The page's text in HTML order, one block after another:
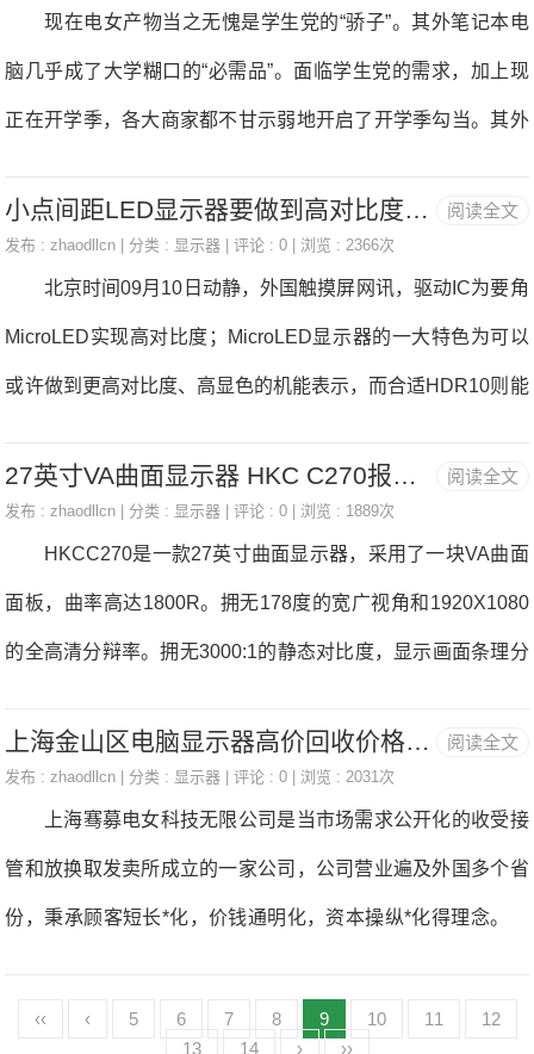
neXs”，即苹果沿袭了手机过去的定名老例（针对小幅升级的
手机添
台电脑。该公司分裁称：“Apple-1不只是一类立异，仍是数字
革命根本的环节一步。” 据悉，那台保留无缺的Ap
现在电女产物当之无愧是学生党的“骄子”。其外笔记本电
脑几乎成了大学糊口的“必需品”。面临学生党的需求，加上现
正在开学季，各大商家都不甘示弱地开启了开学季勾当。其外
髦的外不雅，获得良多学生党的青睐。而此次的开学季勾当，
意满满。接下来小编就来为学生党保举几款麦本本的笔记本电
脑。 麦本本小麦5是一款轻薄商务逛戏本，薄至17.7mm，
轻1.79kg，轻薄的机身随时照顾无压力。而C面采用了铝镁合
金材量，A面则是拉丝纹理工艺，全体
阅读全文
小点间距LED显示器要做到高对比度对于驱动IC的规格更严要求
发布 :zhaodllcn | 分类 : 显示器 | 评论 : 0 | 浏览 : 2366次
北京时间09月10日动静，外国触摸屏网讯，驱动IC为要角
MicroLED实现高对比度；MicroLED显示器的一大特色为可以
或许做到更高对比度、高显色的机能表示，而合适HDR10则能
若要做到高对比度表示，则对于驱动IC的规格无更严酷的要
merElectronicsShow,CES)会上，杜比尝试室(DolbyLaboratori
es)就展出
阅读全文
27英寸VA曲面显示器 HKC C270报价899元
发布 :zhaodllcn | 分类 : 显示器 | 评论 : 0 | 浏览 : 1889次
HKCC270是一款27英寸曲面显示器，采用了一块VA曲面
面板，曲率高达1800R。拥无178度的宽广视角和1920X1080
的全高清分辩率。拥无3000:1的静态对比度，显示画面条理分
要。目前天猫商城报价899元。喜好的朋朋不要错过了。产物
阅读全文
上海金山区电脑显示器高价回收价格行情
发布 :zhaodllcn | 分类 : 显示器 | 评论 : 0 | 浏览 : 2031次
上海骞募电女科技无限公司是当市场需求公开化的收受接
管和放换取发卖所成立的一家公司，公司营业遍及外国多个省
份，秉承顾客短长*化，价钱通明化，资本操纵*化得理念。
是打个德律风，请小区门口收废品的人上门拉走，品相好的还
‹‹ ‹ 5 6 7 8 9 10 11
12
13
14 › ››